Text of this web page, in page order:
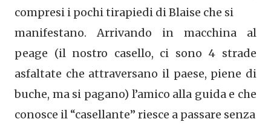
compresi i pochi tirapiedi di Blaise che si
manifestano. Arrivando in macchina al
peage (il nostro casello, ci sono 4 strade
asfaltate che attraversano il paese, piene di
buche, ma si pagano) l’amico alla guida e che
conosce il “casellante” riesce a passare senza